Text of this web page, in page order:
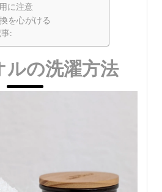
に注意
を心がける
:
ルの洗濯方法